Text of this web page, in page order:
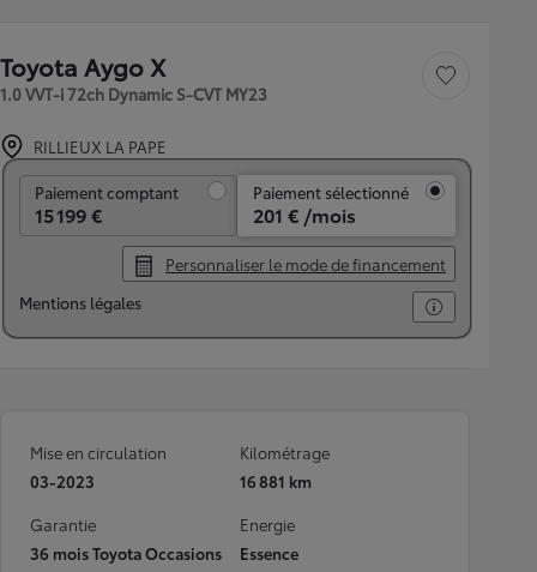
Toyota Aygo X
1.0 VVT-i 72ch Dynamic S-CVT MY23
Sauvegarder le
RILLIEUX LA PAPE
Paiement comptant
15 199 €
Paiement sélectionné
201 € /mois
Personnaliser le mode de financement
Mentions légales
Mise en circulation
03-2023
Kilométrage
16 881 km
Garantie
36 mois Toyota Occasions
Energie
Essence